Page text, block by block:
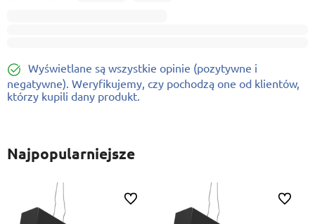
Wyświetlane są wszystkie opinie (pozytywne i
negatywne). Weryfikujemy, czy pochodzą one od klientów,
którzy kupili dany produkt.
Najpopularniejsze
Do ulubionych Do